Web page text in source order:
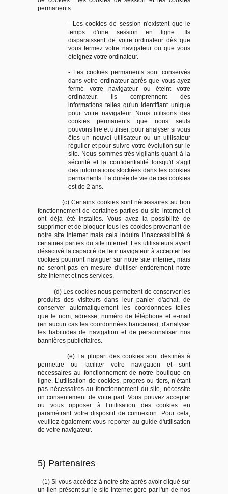
permanents.
- Les cookies de session n'existent que le
temps d'une session en ligne. Ils
disparaissent de votre ordinateur dès que
vous fermez votre navigateur ou que vous
éteignez votre ordinateur.
- Les cookies permanents sont conservés
dans votre ordinateur après que vous ayez
fermé votre navigateur ou éteint votre
ordinateur. Ils comprennent des
informations telles qu'un identifiant unique
pour votre navigateur. Nous utilisons des
cookies permanents que nous seuls
pouvons lire et utiliser, pour analyser si vous
êtes un nouvel utilisateur ou un utilisateur
régulier et pour suivre votre évolution sur le
site. Nous sommes très vigilants quant à la
sécurité et la confidentialité lorsqu'il s'agit
des informations stockées dans les cookies
permanents. La durée de vie de ces cookies
est de 2 ans.
(c) Certains cookies sont nécessaires au bon
fonctionnement de certaines parties du site internet et
ont déjà été installés. Vous avez la possibilité de
supprimer et de bloquer tous les cookies provenant de
notre site internet mais cela induira l’inaccessibilité à
certaines parties du site internet. Les utilisateurs ayant
désactivé la capacité de leur navigateur à accepter les
cookies pourront naviguer sur notre site internet, mais
ne seront pas en mesure d'utiliser entièrement notre
site internet et nos services.
(d) Les cookies nous permettent de conserver les
produits des visiteurs dans leur panier d'achat, de
conserver automatiquement les coordonnées telles
que le nom, adresse, numéro de téléphone et e-mail
(en aucun cas les coordonnées bancaires), d'analyser
les habitudes de navigation et de personnaliser nos
bannières publicitaires.
(e) La plupart des cookies sont destinés à
permettre ou faciliter votre navigation et sont
nécessaires au fonctionnement de notre boutique en
ligne. L’utilisation de cookies, propres ou tiers, n’étant
pas nécessaires au fonctionnement du site, nécessite
un consentement de votre part. Vous pouvez accepter
ou vous opposer à l’utilisation des cookies en
paramétrant votre dispositif de connexion. Pour cela,
veuillez également vous reporter au guide d'utilisation
de votre navigateur.
5) Partenaires
(1) Si vous accédez à notre site après avoir cliqué sur
un lien présent sur le site internet géré par l'un de nos